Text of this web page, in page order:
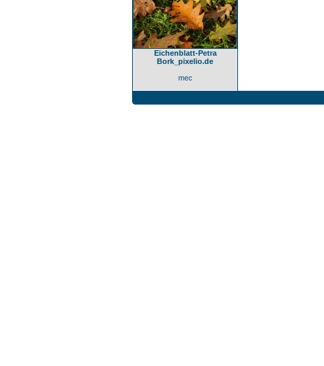
Eichenblatt-Petra
Bork_pixelio.de
mec